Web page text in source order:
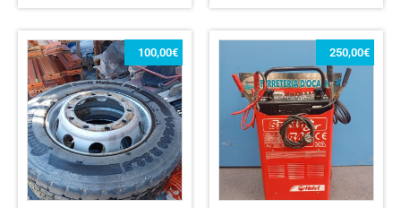
100,00€ 250,00€